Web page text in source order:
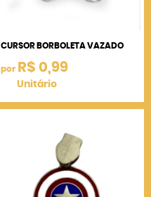
CURSOR BORBOLETA VAZADO
por R$ 0,99
Unitário